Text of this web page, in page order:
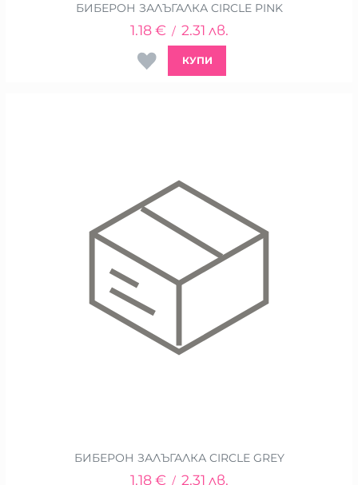
БИБЕРОН ЗАЛЪГАЛКА CIRCLE PINK
1.18 € / 2.31 лв.
КУПИ
БИБЕРОН ЗАЛЪГАЛКА CIRCLE GREY
1.18 € / 2.31 лв.